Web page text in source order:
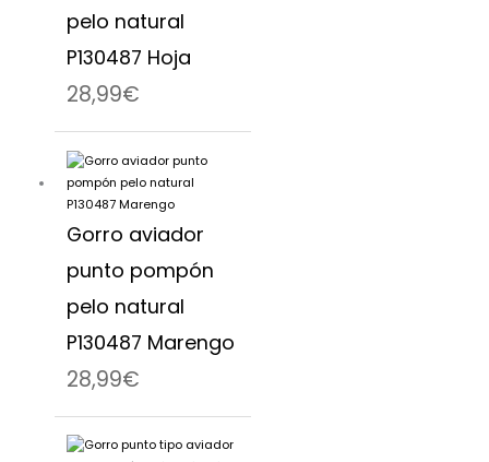
pelo natural
P130487 Hoja
28,99€
Gorro aviador
punto pompón
pelo natural
P130487 Marengo
28,99€